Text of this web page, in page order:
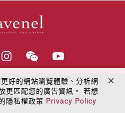
團 線上隱私權保護政策
好的網站瀏覽體驗、分析網
更匹配您的廣告資訊。 若想
隱私權政策 Privacy Policy